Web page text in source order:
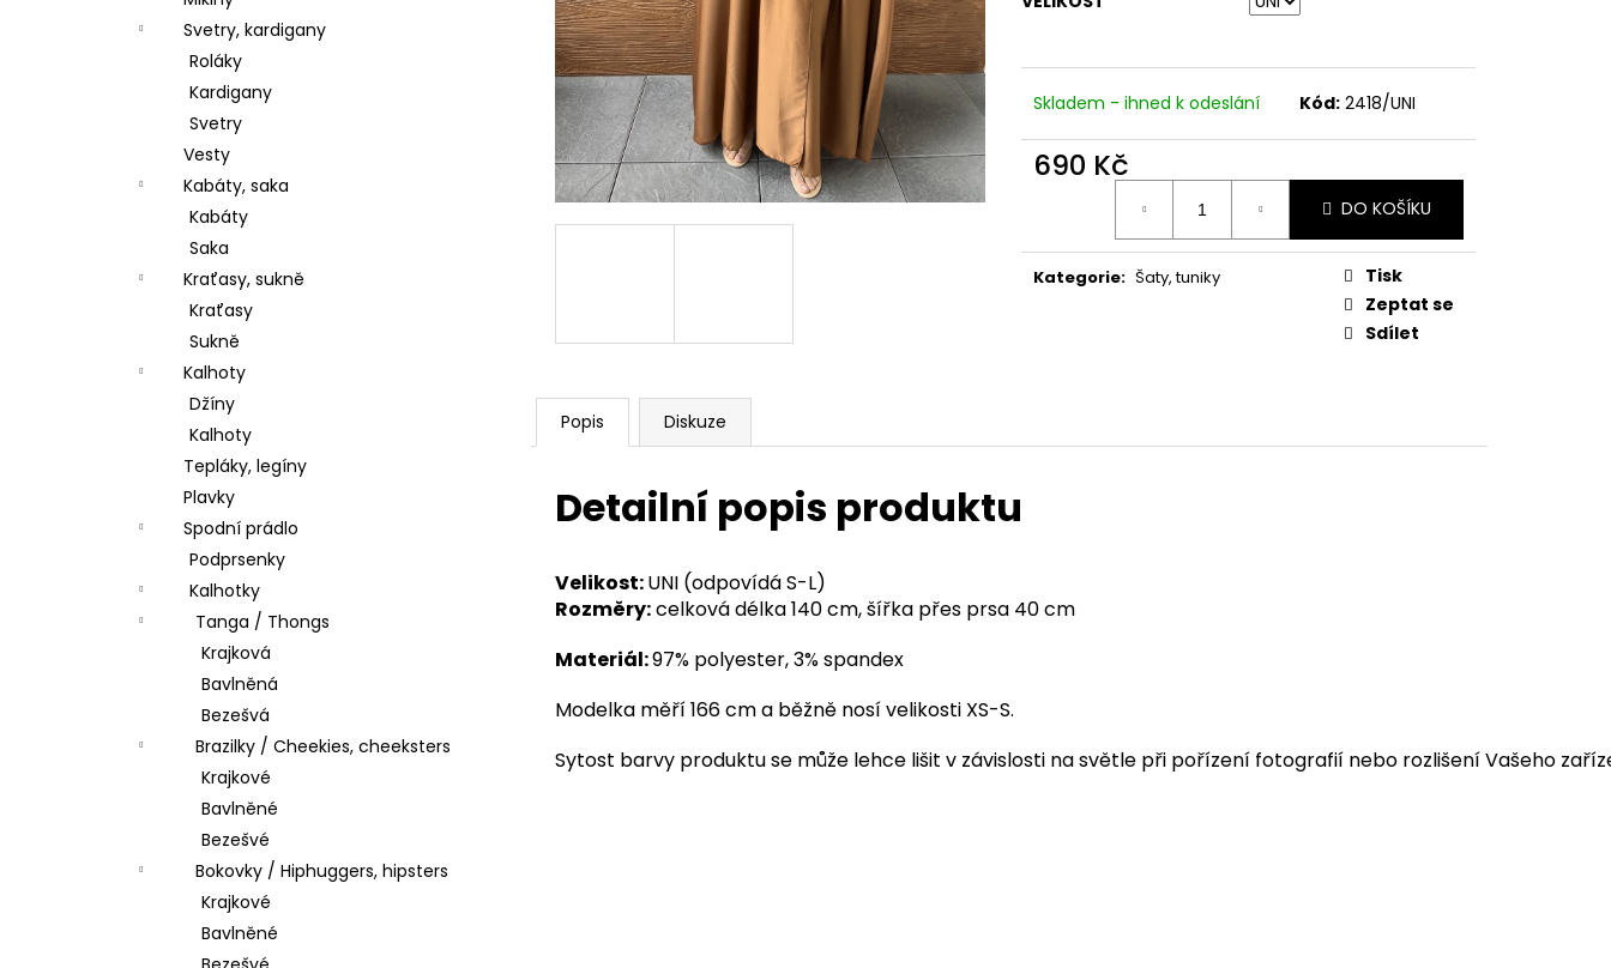
Svetry, kardigany
Roláky
Kardigany
Svetry
Vesty
Kabáty, saka
Kabáty
Saka
Kraťasy, sukně
Kraťasy
Sukně
Kalhoty
Džíny
Kalhoty
Tepláky, legíny
Plavky
Spodní prádlo
Podprsenky
Kalhotky
Tanga / Thongs
Krajková
Bavlněná
Bezešvá
Brazilky / Cheekies, cheeksters
Krajkové
Bavlněné
Bezešvé
Bokovky / Hiphuggers, hipsters
Krajkové
Bavlněné
Skladem - ihned k odeslání Kód: 2418/UNI
690 Kč
DO KOŠÍKU
Kategorie: Šaty, tuniky
Tisk
Zeptat se
Sdílet
Popis Diskuze
Detailní popis produktu
Velikost:UNI (odpovídá S-L)
Rozměry:celková délka 140 cm, šířka přes prsa 40 cm
Materiál:97% polyester, 3% spandex
Modelka měří 166 cm a běžně nosí velikosti XS-S.
Sytost barvy produktu se může lehce lišit v závislosti na světle při pořízení fotografií nebo rozlišení Vašeho